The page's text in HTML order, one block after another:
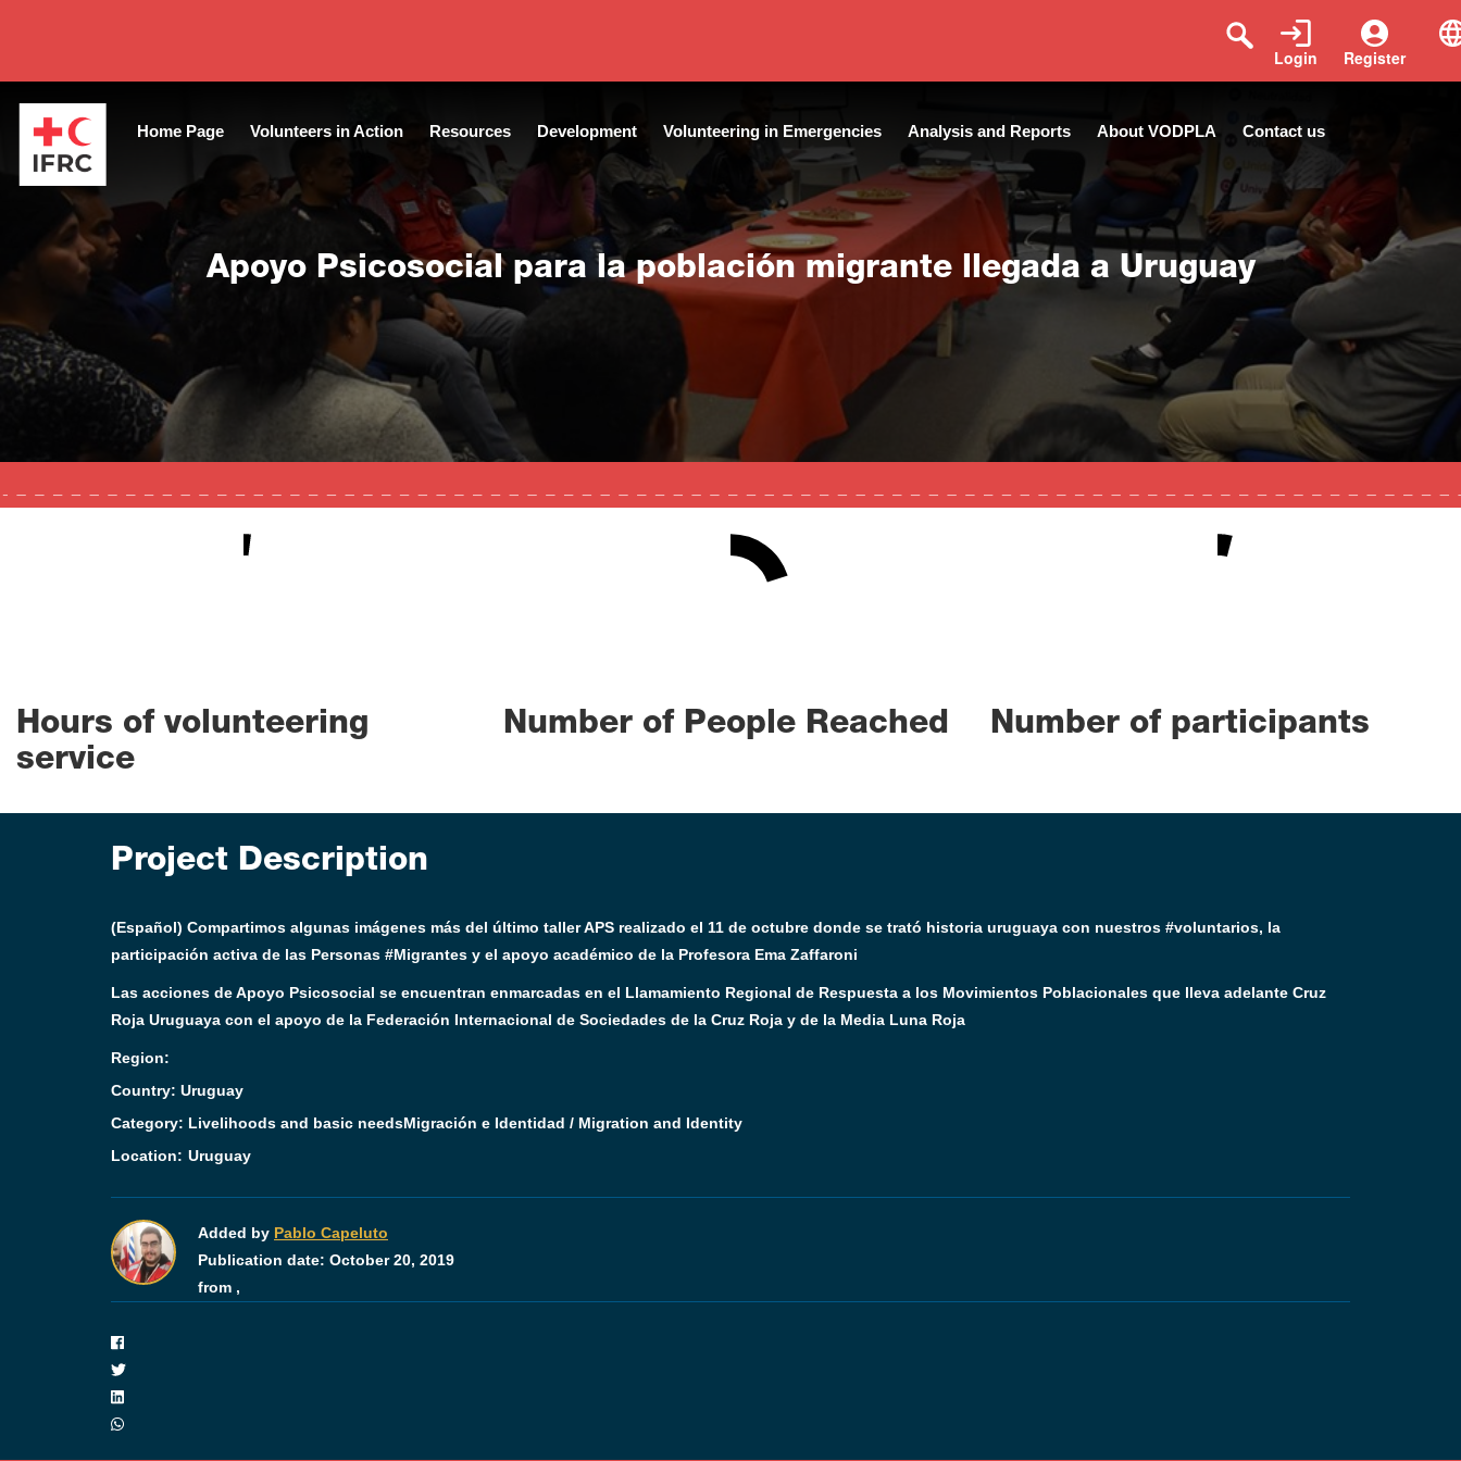
Register
Login
Home Page Volunteers in Action Resources Development Volunteering in Emergencies Analysis and Reports About VODPLA Contact us
Apoyo Psicosocial para la población migrante llegada a Uruguay
Hours of volunteering
service
Number of People Reached Number of participants
Project Description
(Español) Compartimos algunas imágenes más del último taller APS realizado el 11 de octubre donde se trató historia uruguaya con nuestros #voluntarios, la
participación activa de las Personas #Migrantes y el apoyo académico de la Profesora Ema Zaffaroni
Las acciones de Apoyo Psicosocial se encuentran enmarcadas en el Llamamiento Regional de Respuesta a los Movimientos Poblacionales que lleva adelante Cruz
Roja Uruguaya con el apoyo de la Federación Internacional de Sociedades de la Cruz Roja y de la Media Luna Roja
Region:
Country: Uruguay
Category: Livelihoods and basic needsMigración e Identidad / Migration and Identity
Location: Uruguay
Added by Pablo Capeluto
Publication date: October 20, 2019
from ,